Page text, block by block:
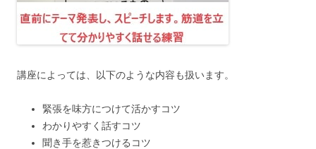
講座によっては、以下のような内容も扱います。
緊張を味方につけて活かすコツ
わかりやすく話すコツ
聞き手を惹きつけるコツ